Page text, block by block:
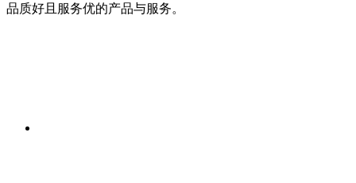
品质好且服务优的产品与服务。